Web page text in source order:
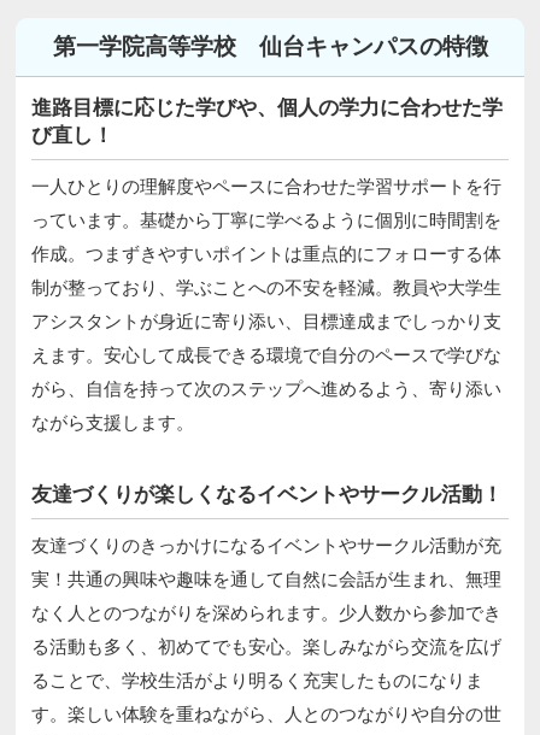
第一学院高等学校 仙台キャンパスの特徴
進路目標に応じた学びや、個人の学力に合わせた学
び直し！
一人ひとりの理解度やペースに合わせた学習サポートを行
っています。基礎から丁寧に学べるように個別に時間割を
作成。つまずきやすいポイントは重点的にフォローする体
制が整っており、学ぶことへの不安を軽減。教員や大学生
アシスタントが身近に寄り添い、目標達成までしっかり支
えます。安心して成長できる環境で自分のペースで学びな
がら、自信を持って次のステップへ進めるよう、寄り添い
ながら支援します。
友達づくりが楽しくなるイベントやサークル活動！
友達づくりのきっかけになるイベントやサークル活動が充
実！共通の興味や趣味を通して自然に会話が生まれ、無理
なく人とのつながりを深められます。少人数から参加でき
る活動も多く、初めてでも安心。楽しみながら交流を広げ
ることで、学校生活がより明るく充実したものになりま
す。楽しい体験を重ねながら、人とのつながりや自分の世